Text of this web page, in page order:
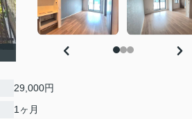
29,000円
1ヶ月